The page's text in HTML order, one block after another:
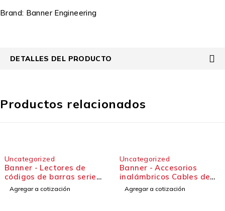
Brand: Banner Engineering
DETALLES DEL PRODUCTO
Productos relacionados
Uncategorized
Banner - Lectores de
códigos de barras serie
IVu BCR
Agregar a cotización
Uncategorized
Banner - Accesorios
inalámbricos Cables de
programación
Agregar a cotización